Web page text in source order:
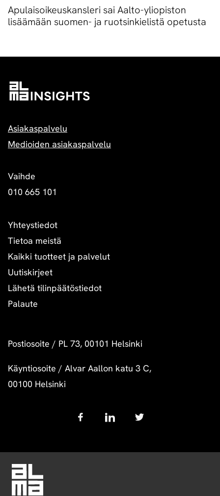
Apulaisoikeuskansleri sai Aalto-yliopiston
lisäämään suomen- ja ruotsinkielistä opetusta
Asiakaspalvelu
Medioiden asiakaspalvelu
Vaihde
010 665 101
Yhteystiedot
Tietoa meistä
Kaikki tuotteet ja palvelut
Uutiskirjeet
Lähetä tilinpäätöstiedot
Palaute
Postiosoite / PL 73, 00101 Helsinki
Käyntiosoite / Alvar Aallon katu 3 C,
00100 Helsinki